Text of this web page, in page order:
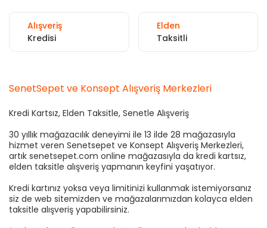
Alışveriş
Kredisi
Elden
Taksitli
SenetSepet ve Konsept Alışveriş Merkezleri
Kredi Kartsız, Elden Taksitle, Senetle Alışveriş
30 yıllık mağazacılık deneyimi ile 13 ilde 28 mağazasıyla
hizmet veren Senetsepet ve Konsept Alışveriş Merkezleri,
artık senetsepet.com online mağazasıyla da kredi kartsız,
elden taksitle alışveriş yapmanın keyfini yaşatıyor.
Kredi kartınız yoksa veya limitinizi kullanmak istemiyorsanız
siz de web sitemizden ve mağazalarımızdan kolayca elden
taksitle alışveriş yapabilirsiniz.